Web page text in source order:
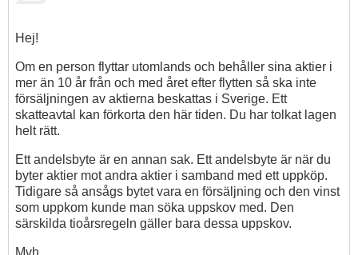
Hej!
Om en person flyttar utomlands och behåller sina aktier i
mer än 10 år från och med året efter flytten så ska inte
försäljningen av aktierna beskattas i Sverige. Ett
skatteavtal kan förkorta den här tiden. Du har tolkat lagen
helt rätt.
Ett andelsbyte är en annan sak. Ett andelsbyte är när du
byter aktier mot andra aktier i samband med ett uppköp.
Tidigare så ansågs bytet vara en försäljning och den vinst
som uppkom kunde man söka uppskov med. Den
särskilda tioårsregeln gäller bara dessa uppskov.
Mvh